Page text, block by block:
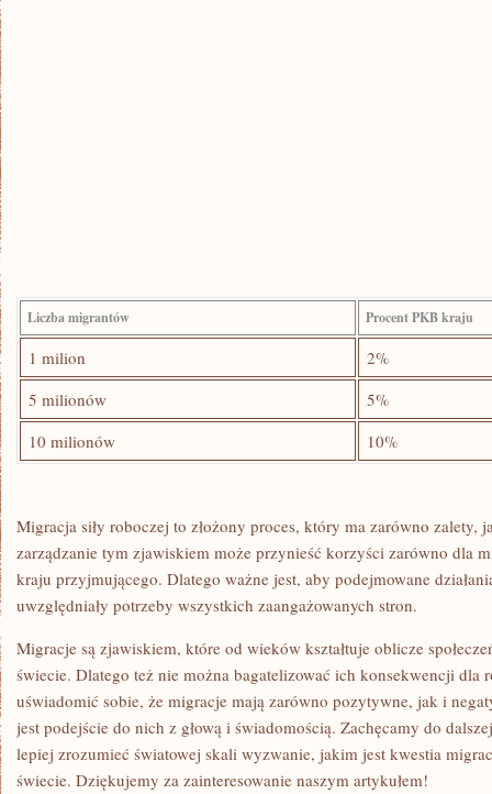
Liczba migrantów Procent PKB kraju
1 milion
2%
5 milionów
5%
10 milionów
10%
Migracja siły roboczej⁢ to złożony proces, który ma ‌zarówno⁢ zalety,
zarządzanie ‌tym ⁤zjawiskiem może ⁣przynieść korzyści zarówno dla‌
kraju przyjmującego. ‍Dlatego ważne jest, aby podejmowane
uwzględniały ‌potrzeby wszystkich ⁤zaangażowanych stron.
Migracje‍ są ⁣zjawiskiem, które od⁢ wieków kształtuje oblicze
świecie. Dlatego też nie można bagatelizować ich ​konsekwencji dla
uświadomić sobie,​ że migracje mają zarówno pozytywne,‌ jak⁢ i​
jest podejście‍ do nich⁢ z głową ⁢i świadomością. Zachęcamy do
⁢lepiej zrozumieć światowej skali wyzwanie, jakim jest ⁢kwestia​
świecie. Dziękujemy⁤ za zainteresowanie naszym artykułem!